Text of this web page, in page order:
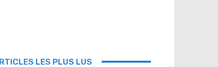
LES PLUS LUS